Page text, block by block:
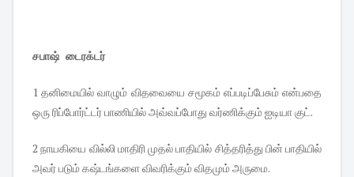
சபாஷ் டைரக்டர்
1 தனிமையில் வாழும் விதவையை சமூகம் எப்படிப்பேசும் என்பதை
ஒரு ரிப்போர்ட்டர் பாணியில் அவ்வப்போது வர்ணிக்கும் ஐடியா குட்.
2 நாயகியை வில்லி மாதிரி முதல் பாதியில் சித்தரித்து பின் பாதியில்
அவர் படும் கஷ்டங்களை விவரிக்கும் விதமும் அருமை.